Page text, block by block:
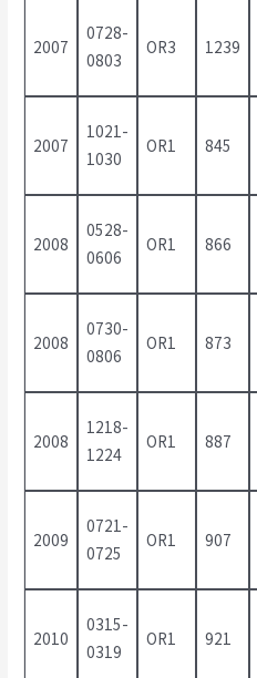
2007
0728-
0803
OR3 1239
2007
1021-
1030
OR1 845
2008
0528-
0606
OR1 866
2008
0730-
0806
OR1 873
2008
1218-
1224
OR1 887
2009
0721-
0725
OR1 907
2010
0315-
0319
OR1 921